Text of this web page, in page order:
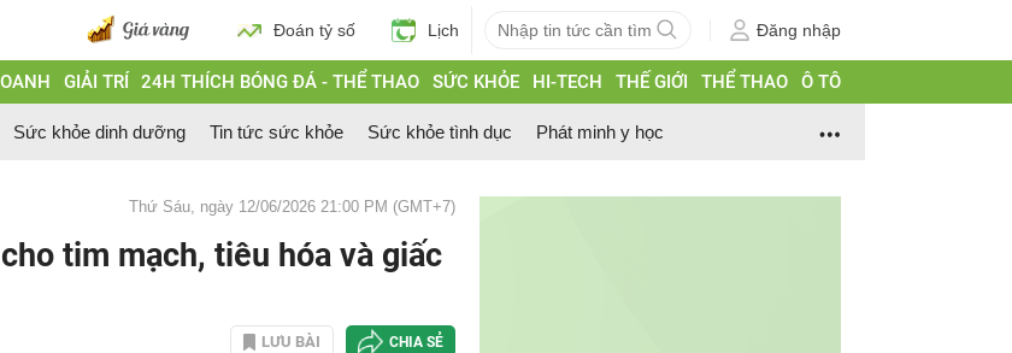
Đoán tỷ số Lịch Đăng nhập
GIẢI TRÍ 24H THÍCH BÓNG ĐÁ - THỂ THAO SỨC KHỎE HI-TECH THẾ GIỚI THỂ THAO Ô TÔ
Sức khỏe dinh dưỡng Tin tức sức khỏe Sức khỏe tình dục Phát minh y học
Thứ Sáu, ngày 12/06/2026 21:00 PM (GMT+7)
tim mạch, tiêu hóa và giấc
LƯU BÀI CHIA SẺ